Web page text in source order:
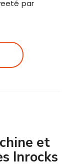
par
et
Inrocks